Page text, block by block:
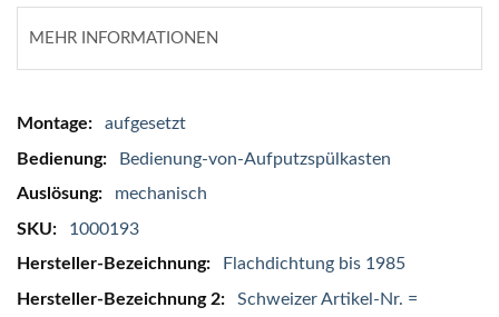
MEHR INFORMATIONEN
Mehr
Informationen
aufgesetzt
Bedienung-von-Aufputzspülkasten
mechanisch
1000193
Flachdichtung bis 1985
Schweizer Artikel-Nr. =